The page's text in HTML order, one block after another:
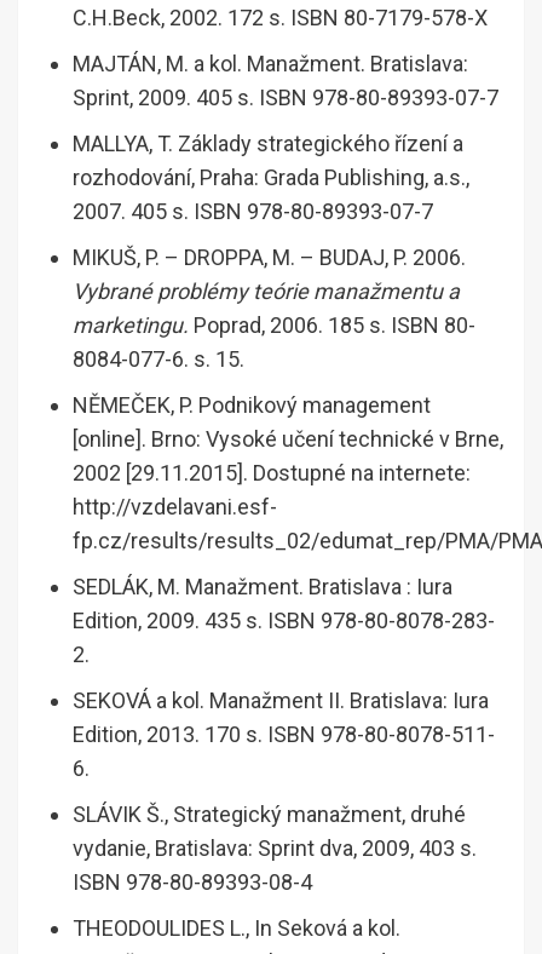
C.H.Beck, 2002. 172 s. ISBN 80-7179-578-X
MAJTÁN, M. a kol. Manažment. Bratislava:
Sprint, 2009. 405 s. ISBN 978-80-89393-07-7
MALLYA, T. Základy strategického řízení a
rozhodování, Praha: Grada Publishing, a.s.,
2007. 405 s. ISBN 978-80-89393-07-7
MIKUŠ, P. – DROPPA, M. – BUDAJ, P. 2006.
Vybrané problémy teórie manažmentu a
marketingu. Poprad, 2006. 185 s. ISBN 80-
8084-077-6. s. 15.
NĚMEČEK, P. Podnikový management
[online]. Brno: Vysoké učení technické v Brne,
2002 [29.11.2015]. Dostupné na internete:
http://vzdelavani.esf-
fp.cz/results/results_02/edumat_rep/PMA/
SEDLÁK, M. Manažment. Bratislava : Iura
Edition, 2009. 435 s. ISBN 978-80-8078-283-
2.
SEKOVÁ a kol. Manažment II. Bratislava: Iura
Edition, 2013. 170 s. ISBN 978-80-8078-511-
6.
SLÁVIK Š., Strategický manažment, druhé
vydanie, Bratislava: Sprint dva, 2009, 403 s.
ISBN 978-80-89393-08-4
THEODOULIDES L., In Seková a kol.